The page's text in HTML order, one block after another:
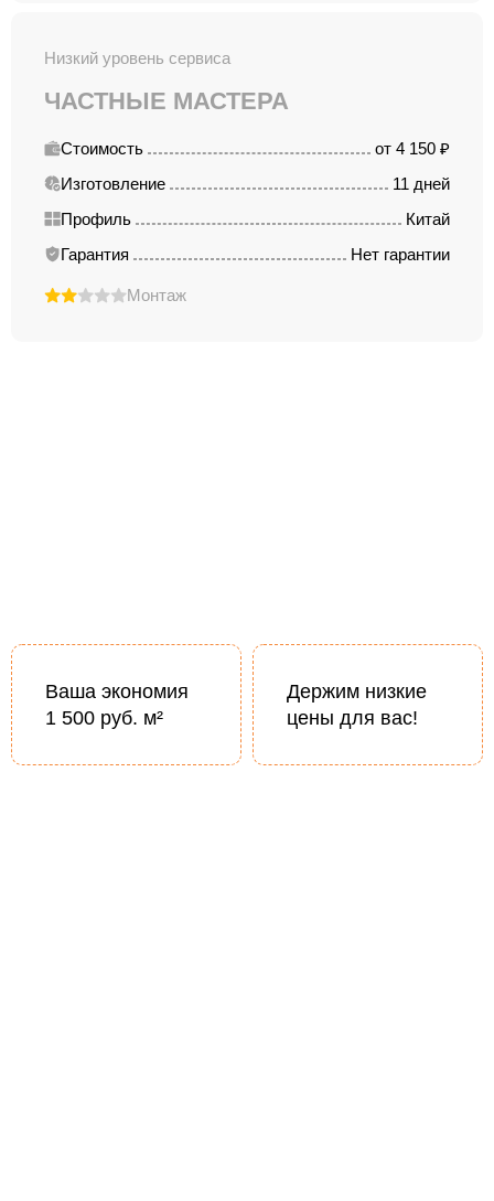
Низкий уровень сервиса
ЧАСТНЫЕ МАСТЕРА
Стоимость
от 4 150 ₽
Изготовление
11 дней
Профиль
Китай
Гарантия
Нет гарантии
Монтаж
Ваша экономия
1 500 руб. м²
Держим низкие
цены для вас!